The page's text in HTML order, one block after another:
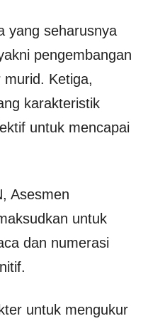
yang seharusnya
pengembangan
murid. Ketiga,
karakteristik
untuk mencapai
Asesmen
untuk
dan numerasi
untuk mengukur